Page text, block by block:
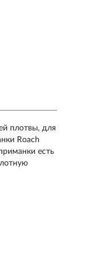
плотвы, для
Roach
есть